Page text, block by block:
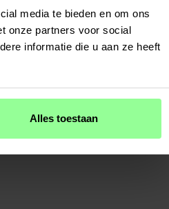
media te bieden en om ons
onze partners voor social
informatie die u aan ze heeft
Alles toestaan
Q5 Pro